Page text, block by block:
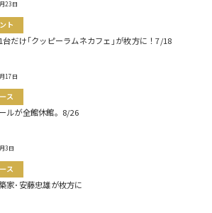
23日
ト
台だけ｢クッピーラムネカフェ｣が枚方に！7/18
17日
ス
ルが全館休館。8/26
3日
ス
家･安藤忠雄が枚方に